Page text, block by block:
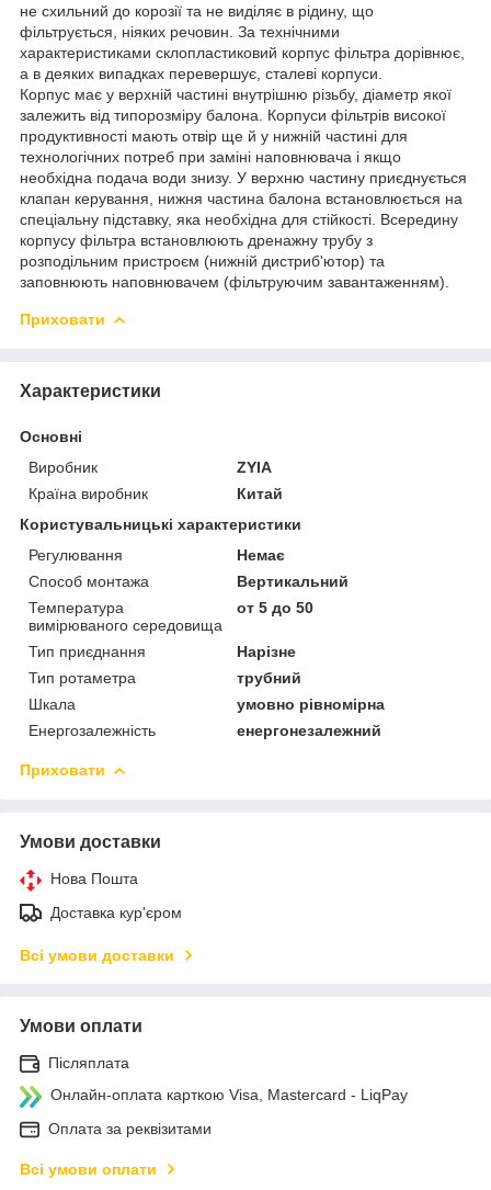
не схильний до корозії та не виділяє в рідину, що
фільтрується, ніяких речовин. За технічними
характеристиками склопластиковий корпус фільтра дорівнює,
а в деяких випадках перевершує, сталеві корпуси.
Корпус має у верхній частині внутрішню різьбу, діаметр якої
залежить від типорозміру балона. Корпуси фільтрів високої
продуктивності мають отвір ще й у нижній частині для
технологічних потреб при заміні наповнювача і якщо
необхідна подача води знизу. У верхню частину приєднується
клапан керування, нижня частина балона встановлюється на
спеціальну підставку, яка необхідна для стійкості. Всередину
корпусу фільтра встановлюють дренажну трубу з
розподільним пристроєм (нижній дистриб'ютор) та
заповнюють наповнювачем (фільтруючим завантаженням).
Приховати
Характеристики
Основні
Виробник
ZYIA
Країна виробник
Китай
Користувальницькі характеристики
Регулювання
Немає
Способ монтажа
Вертикальний
Температура
вимірюваного середовища
от 5 до 50
Тип приєднання
Нарізне
Тип ротаметра
трубний
Шкала
умовно рівномірна
Енергозалежність
енергонезалежний
Приховати
Умови доставки
Нова Пошта
Доставка кур'єром
Всі умови доставки
Умови оплати
Післяплата
Онлайн-оплата карткою Visa, Mastercard - LiqPay
Оплата за реквізитами
Всі умови оплати